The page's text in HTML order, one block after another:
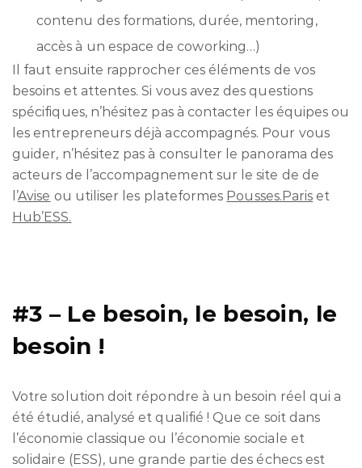
contenu des formations, durée, mentoring,
accès à un espace de coworking…)
Il faut ensuite rapprocher ces éléments de vos
besoins et attentes. Si vous avez des questions
spécifiques, n’hésitez pas à contacter les équipes ou
les entrepreneurs déjà accompagnés. Pour vous
guider, n’hésitez pas à consulter le panorama des
acteurs de l’accompagnement sur le site de de
l’Avise ou utiliser les plateformes Pousses.Paris et
Hub’ESS.
#3 – Le besoin, le besoin, le
besoin !
Votre solution doit répondre à un besoin réel qui a
été étudié, analysé et qualifié ! Que ce soit dans
l’économie classique ou l’économie sociale et
solidaire (ESS), une grande partie des échecs est